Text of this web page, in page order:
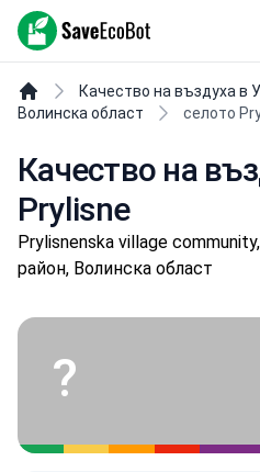
SaveEcoBot
Качество на въздуха в
Волинска област
селото
Качество на
Prylisne
Prylisnenska village
район, Волинска област
?